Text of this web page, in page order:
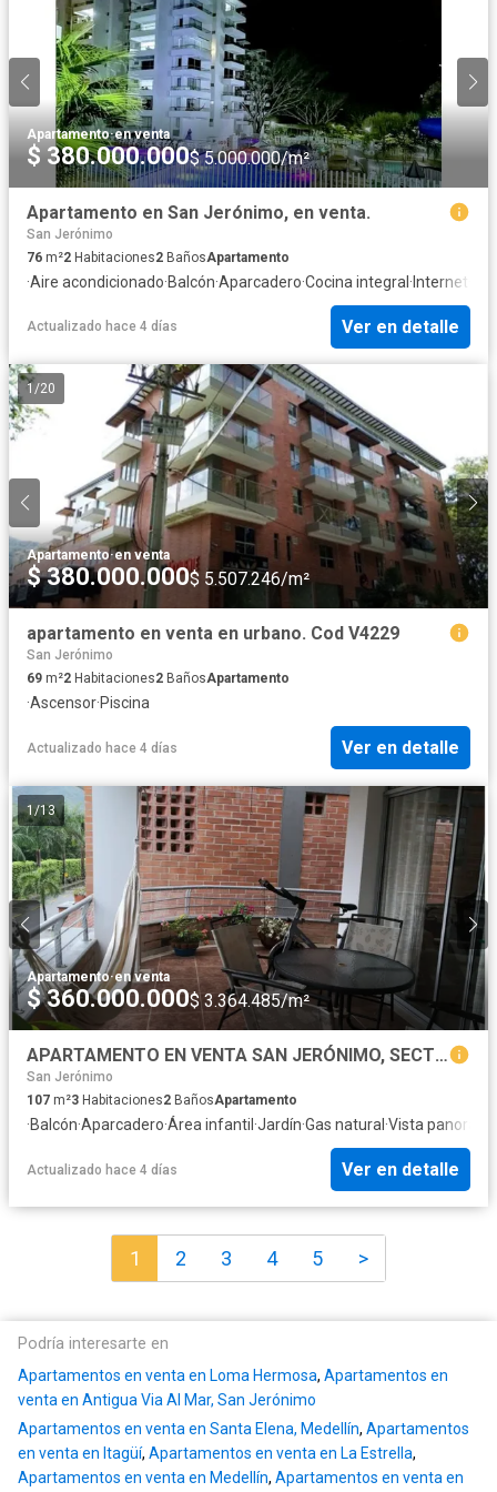
Apartamento·en venta
$ 380.000.000$ 5.000.000/m²
Apartamento en San Jerónimo, en venta.
San Jerónimo
76 m²2 Habitaciones2 BañosApartamento
·Aire acondicionado·Balcón·Aparcadero·Cocina integral·Internet
Actualizado hace 4 días Ver en detalle
1 /20
Apartamento·en venta
$ 380.000.000$ 5.507.246/m²
apartamento en venta en urbano. Cod V4229
San Jerónimo
69 m²2 Habitaciones2 BañosApartamento
·Ascensor·Piscina
Actualizado hace 4 días Ver en detalle
1/13
Apartamento·en venta
$ 360.000.000$ 3.364.485/m²
APARTAMENTO EN VENTA SAN JERÓNIMO, SECTOR LA RAYA
San Jerónimo
107 m²3 Habitaciones2 BañosApartamento
·Balcón·Aparcadero·Área infantil ·Jardín·Gas natural ·Vista
Actualizado hace 4 días Ver en detalle
1 2 3 4 5 >
Podría interesarte en
Apartamentos en venta en Loma Hermosa, Apartamentos en
venta en Antigua Via Al Mar, San Jerónimo
Apartamentos en venta en Santa Elena, Medellín, Apartamentos
en venta en Itagüí, Apartamentos en venta en La Estrella,
Apartamentos en venta en Medellín, Apartamentos en venta en